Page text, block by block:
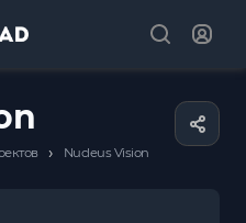
› Nucleus Vision